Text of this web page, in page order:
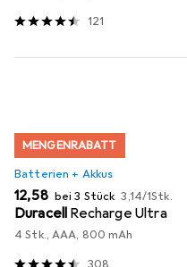
121
MENGENRABATT
Batterien + Akkus
EUR
12,58 bei 3 Stück EUR
3,14/1Stk.
Duracell Recharge Ultra
4 Stk., AAA, 800 mAh